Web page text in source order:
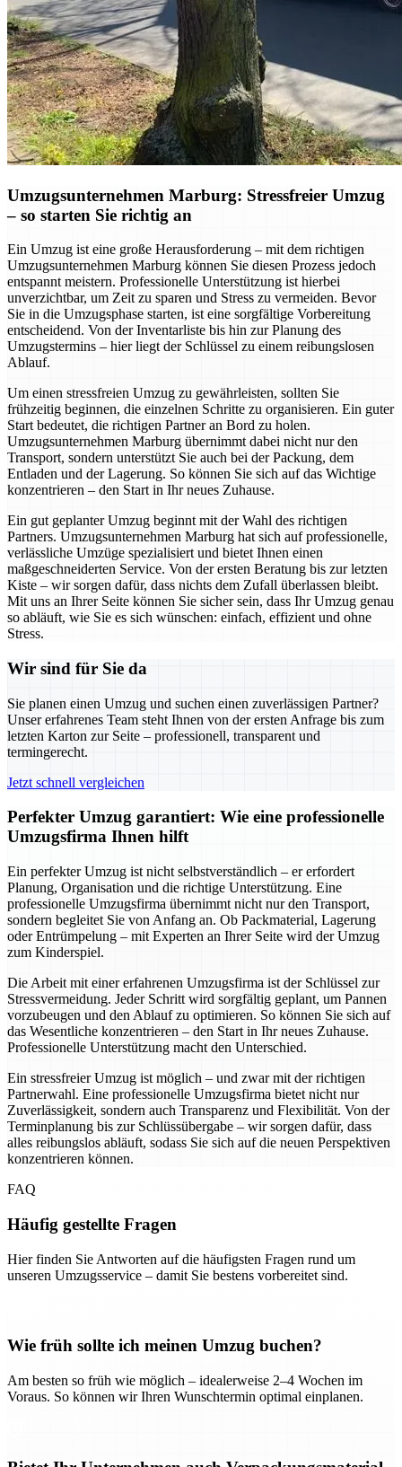
Umzugsunternehmen Marburg: Stressfreier Umzug
– so starten Sie richtig an
Ein Umzug ist eine große Herausforderung – mit dem richtigen
Umzugsunternehmen Marburg können Sie diesen Prozess jedoch
entspannt meistern. Professionelle Unterstützung ist hierbei
unverzichtbar, um Zeit zu sparen und Stress zu vermeiden. Bevor
Sie in die Umzugsphase starten, ist eine sorgfältige Vorbereitung
entscheidend. Von der Inventarliste bis hin zur Planung des
Umzugstermins – hier liegt der Schlüssel zu einem reibungslosen
Ablauf.
Um einen stressfreien Umzug zu gewährleisten, sollten Sie
frühzeitig beginnen, die einzelnen Schritte zu organisieren. Ein guter
Start bedeutet, die richtigen Partner an Bord zu holen.
Umzugsunternehmen Marburg übernimmt dabei nicht nur den
Transport, sondern unterstützt Sie auch bei der Packung, dem
Entladen und der Lagerung. So können Sie sich auf das Wichtige
konzentrieren – den Start in Ihr neues Zuhause.
Ein gut geplanter Umzug beginnt mit der Wahl des richtigen
Partners. Umzugsunternehmen Marburg hat sich auf professionelle,
verlässliche Umzüge spezialisiert und bietet Ihnen einen
maßgeschneiderten Service. Von der ersten Beratung bis zur letzten
Kiste – wir sorgen dafür, dass nichts dem Zufall überlassen bleibt.
Mit uns an Ihrer Seite können Sie sicher sein, dass Ihr Umzug genau
so abläuft, wie Sie es sich wünschen: einfach, effizient und ohne
Stress.
Wir sind für Sie da
Sie planen einen Umzug und suchen einen zuverlässigen Partner?
Unser erfahrenes Team steht Ihnen von der ersten Anfrage bis zum
letzten Karton zur Seite – professionell, transparent und
termingerecht.
Jetzt schnell vergleichen
Perfekter Umzug garantiert: Wie eine professionelle
Umzugsfirma Ihnen hilft
Ein perfekter Umzug ist nicht selbstverständlich – er erfordert
Planung, Organisation und die richtige Unterstützung. Eine
professionelle Umzugsfirma übernimmt nicht nur den Transport,
sondern begleitet Sie von Anfang an. Ob Packmaterial, Lagerung
oder Entrümpelung – mit Experten an Ihrer Seite wird der Umzug
zum Kinderspiel.
Die Arbeit mit einer erfahrenen Umzugsfirma ist der Schlüssel zur
Stressvermeidung. Jeder Schritt wird sorgfältig geplant, um Pannen
vorzubeugen und den Ablauf zu optimieren. So können Sie sich auf
das Wesentliche konzentrieren – den Start in Ihr neues Zuhause.
Professionelle Unterstützung macht den Unterschied.
Ein stressfreier Umzug ist möglich – und zwar mit der richtigen
Partnerwahl. Eine professionelle Umzugsfirma bietet nicht nur
Zuverlässigkeit, sondern auch Transparenz und Flexibilität. Von der
Terminplanung bis zur Schlüssübergabe – wir sorgen dafür, dass
alles reibungslos abläuft, sodass Sie sich auf die neuen Perspektiven
konzentrieren können.
FAQ
Häufig gestellte Fragen
Hier finden Sie Antworten auf die häufigsten Fragen rund um
unseren Umzugsservice – damit Sie bestens vorbereitet sind.
Wie früh sollte ich meinen Umzug buchen?
Am besten so früh wie möglich – idealerweise 2–4 Wochen im
Voraus. So können wir Ihren Wunschtermin optimal einplanen.